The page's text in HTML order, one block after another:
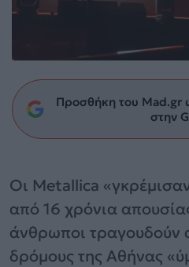
Προσθήκη του Mad.gr
στην
Οι Metallica
από 16 χρόνια
άνθρωποι τραγουδούν
δρόμους της Αθήνας